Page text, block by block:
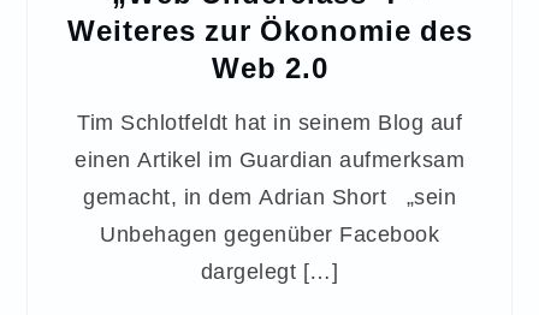
Weiteres zur Ökonomie des
Web 2.0
Tim Schlotfeldt hat in seinem Blog auf
einen Artikel im Guardian aufmerksam
gemacht, in dem Adrian Short „sein
Unbehagen gegenüber Facebook
dargelegt […]